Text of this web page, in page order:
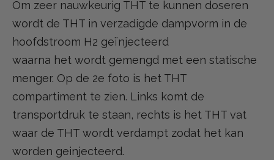
Om zeer nauwkeurig THT te kunnen doseren
wordt de THT in verzadigde dampvorm in de
hoofdstroom H2 geïnjecteerd
waarna het wordt gemengd met een statische
menger. Op de 2e foto is het THT
compartiment te zien. Links komt de
transportdruk te staan, rechts is het THT vat
waar de THT wordt verdampt zodat het kan
worden geinjecteerd.